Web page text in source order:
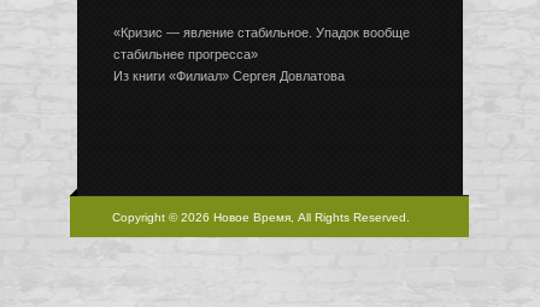
«Кризис — явление стабильное. Упадок вообще
стабильнее прогресса»
Из книги «Филиал» Сергея Довлатова
Copyright © 2026 Новое Время, All Rights Reserved.